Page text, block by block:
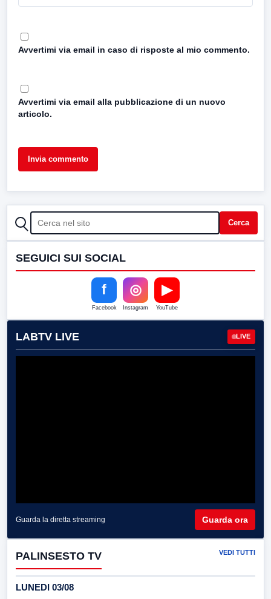
Avvertimi via email in caso di risposte al mio commento.
Avvertimi via email alla pubblicazione di un nuovo
articolo.
CERCA Cerca
SEGUICI SUI SOCIAL
f
Facebook
◎
Instagram
▶
YouTube
LABTV LIVE LIVE
Guarda la diretta streaming Guarda ora
PALINSESTO TV VEDI TUTTI
LUNEDI 03/08